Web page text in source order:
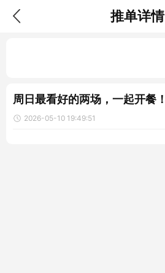
推单详情
周日最看好的两场，一起开餐！
2026-05-10 19:49:51